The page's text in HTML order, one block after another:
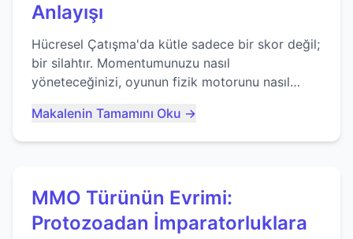
Anlayışı
Hücresel Çatışma'da kütle sadece bir skor değil;
bir silahtır. Momentumunuzu nasıl
yöneteceğinizi, oyunun fizik motorunu nasıl
ustalaşacağınızı öğrenin...
Makalenin Tamamını Oku →
MMO Türünün Evrimi:
Protozoadan İmparatorluklara